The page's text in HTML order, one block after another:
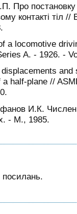
Про постановку
контакті тіл
a locomotive
A. - 1926. -
half-plane //
И.К.
- М., 1985.
посилань.